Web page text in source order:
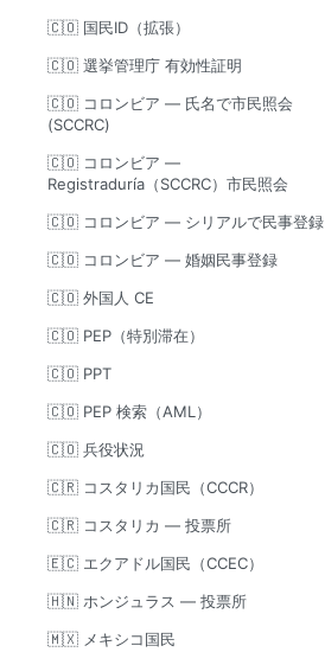
🇨🇴 国民ID（拡張）
🇨🇴 選挙管理庁 有効性証明
🇨🇴 コロンビア — 氏名で市民照会
(SCCRC)
🇨🇴 コロンビア —
Registraduría（SCCRC）市民照会
🇨🇴 コロンビア — シリアルで民事登録
🇨🇴 コロンビア — 婚姻民事登録
🇨🇴 外国人 CE
🇨🇴 PEP（特別滞在）
🇨🇴 PPT
🇨🇴 PEP 検索（AML）
🇨🇴 兵役状況
🇨🇷 コスタリカ国民（CCCR）
🇨🇷 コスタリカ — 投票所
🇪🇨 エクアドル国民（CCEC）
🇭🇳 ホンジュラス — 投票所
🇲🇽 メキシコ国民